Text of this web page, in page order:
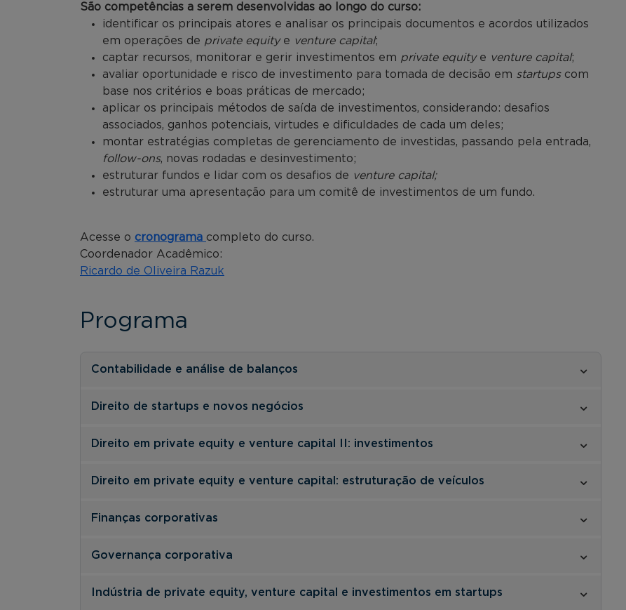
São competências a serem desenvolvidas ao longo do curso:
identificar os principais atores e analisar os principais documentos e acordos utilizados
em operações de private equitye venture capital;
captar recursos, monitorar e gerir investimentos em private equitye venture capital;
avaliar oportunidade e risco de investimento para tomada de decisão em startupscom
base nos critérios e boas práticas de mercado;
aplicar os principais métodos de saída de investimentos, considerando: desafios
associados, ganhos potenciais, virtudes e dificuldades de cada um deles;
montar estratégias completas de gerenciamento de investidas, passando pela entrada,
follow-ons, novas rodadas e desinvestimento;
estruturar fundos e lidar com os desafios de venture capital;
estruturar uma apresentação para um comitê de investimentos de um fundo.
Acesse o cronograma completo do curso.
Coordenador Acadêmico:
Ricardo de Oliveira Razuk
Programa
Contabilidade e análise de balanços
Direito de startups e novos negócios
Direito em private equity e venture capital II: investimentos
Direito em private equity e venture capital: estruturação de veículos
Finanças corporativas
Governança corporativa
Indústria de private equity, venture capital e investimentos em startups